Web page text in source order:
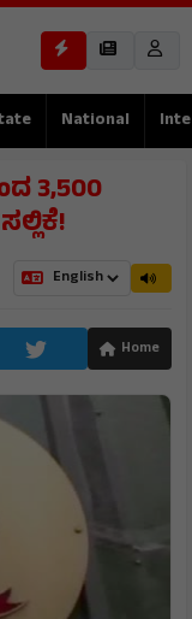
National
3,500
Home